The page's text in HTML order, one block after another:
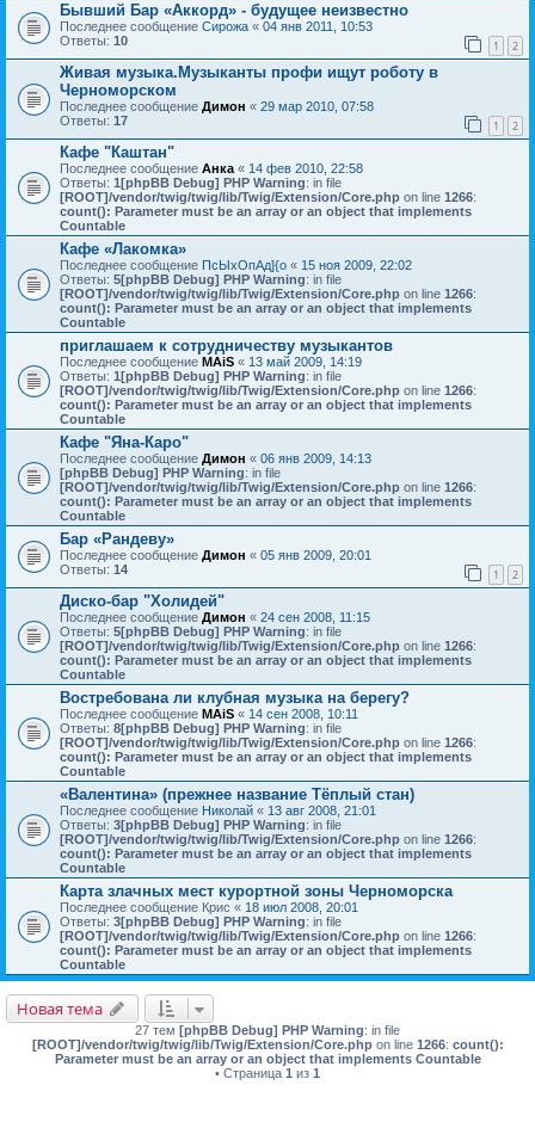
Бывший Бар «Аккорд» - будущее неизвестно
Последнее сообщение Сирожа « 04 янв 2011, 10:53
Ответы: 10 1 2
Живая музыка.Музыканты профи ищут роботу в
Черноморском
Последнее сообщение Димон « 29 мар 2010, 07:58
Ответы: 17 1 2
Кафе "Каштан"
Последнее сообщение Анка « 14 фев 2010, 22:58
Ответы: 1 [phpBB Debug] PHP Warning: in file
[ROOT]/vendor/twig/twig/lib/Twig/Extension/Core.php on line 1266:
count(): Parameter must be an array or an object that implements
Countable
Кафе «Лакомка»
Последнее сообщение ПсЫхОпАд]{о « 15 ноя 2009, 22:02
Ответы: 5[phpBB Debug] PHP Warning: in file
[ROOT]/vendor/twig/twig/lib/Twig/Extension/Core.php on line 1266:
count(): Parameter must be an array or an object that implements
Countable
приглашаем к сотрудничеству музыкантов
Последнее сообщение MAiS « 13 май 2009, 14:19
Ответы: 1 [phpBB Debug] PHP Warning: in file
[ROOT]/vendor/twig/twig/lib/Twig/Extension/Core.php on line 1266:
count(): Parameter must be an array or an object that implements
Countable
Кафе "Яна-Каро"
Последнее сообщение Димон « 06 янв 2009, 14:13
[phpBB Debug] PHP Warning: in file
[ROOT]/vendor/twig/twig/lib/Twig/Extension/Core.php on line 1266:
count(): Parameter must be an array or an object that implements
Countable
Бар «Рандеву»
Последнее сообщение Димон « 05 янв 2009, 20:01
Ответы: 14 1 2
Диско-бар "Холидей"
Последнее сообщение Димон « 24 сен 2008, 11:15
Ответы: 5[phpBB Debug] PHP Warning: in file
[ROOT]/vendor/twig/twig/lib/Twig/Extension/Core.php on line 1266:
count(): Parameter must be an array or an object that implements
Countable
Востребована ли клубная музыка на берегу?
Последнее сообщение MAiS « 14 сен 2008, 10:11
Ответы: 8[phpBB Debug] PHP Warning: in file
[ROOT]/vendor/twig/twig/lib/Twig/Extension/Core.php on line 1266:
count(): Parameter must be an array or an object that implements
Countable
«Валентина» (прежнее название Тёплый стан)
Последнее сообщение Николай « 13 авг 2008, 21:01
Ответы: 3[phpBB Debug] PHP Warning: in file
[ROOT]/vendor/twig/twig/lib/Twig/Extension/Core.php on line 1266:
count(): Parameter must be an array or an object that implements
Countable
Карта злачных мест курортной зоны Черноморска
Последнее сообщение Крис « 18 июл 2008, 20:01
Ответы: 3[phpBB Debug] PHP Warning: in file
[ROOT]/vendor/twig/twig/lib/Twig/Extension/Core.php on line 1266:
count(): Parameter must be an array or an object that implements
Countable
Новая тема
27 тем [phpBB Debug] PHP Warning: in file
[ROOT]/vendor/twig/twig/lib/Twig/Extension/Core.phpon line 1266: count():
Parameter must be an array or an object that implements Countable
• Страница 1 из 1